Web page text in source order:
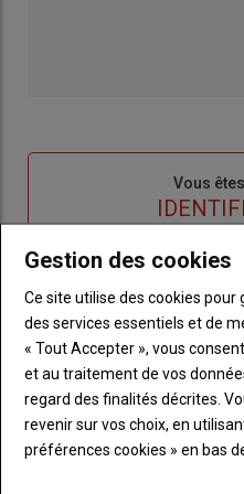
Vous
Body
Connectez-vous à
de votre
Lien
"Créer
un
nouveau
compte"
Créer un
Lien
"Réinitialiser
votre
mot
de
Réinitialiser
Lien
"Je
me
Je me
Gestion des cookies
Ce site utilise des cookies
des services essentiels et de
« Tout Accepter », vous
et au traitement de vos
regard des finalités décrites.
revenir sur vos choix, en
préférences cookies » en bas